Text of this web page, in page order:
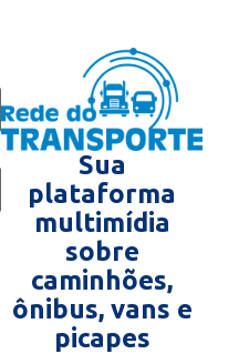
Sua
plataforma
multimídia
sobre
caminhões,
ônibus, vans e
picapes